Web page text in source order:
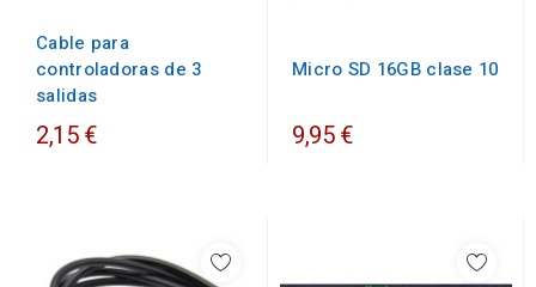
Cable para
controladoras de 3
salidas
2,15 €
Micro SD 16GB clase 10
9,95 €